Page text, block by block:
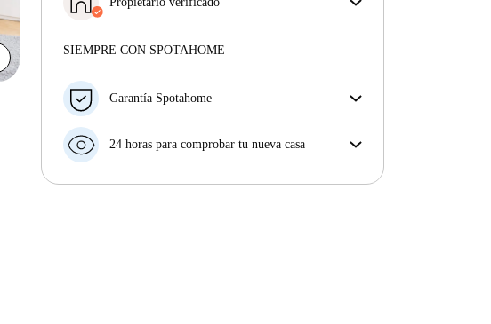
para una experiencia de alquiler sin complicaciones.
Más sobre este arrendador
SIEMPRE CON SPOTAHOME
Garantía Spotahome
horas previas a la fecha de entrada, Spotahome A) te
el hotel hasta que encuentres nueva casa o B) te hará
24 horas para comprobar tu nueva casa